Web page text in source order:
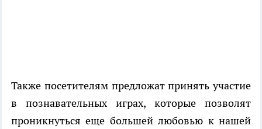
Также посетителям предложат принять участие
в познавательных играх, которые позволят
проникнуться еще большей любовью к нашей